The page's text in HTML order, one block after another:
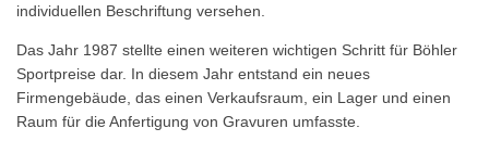
individuellen Beschriftung versehen.
Das Jahr 1987 stellte einen weiteren wichtigen Schritt für Böhler
Sportpreise dar. In diesem Jahr entstand ein neues
Firmengebäude, das einen Verkaufsraum, ein Lager und einen
Raum für die Anfertigung von Gravuren umfasste.